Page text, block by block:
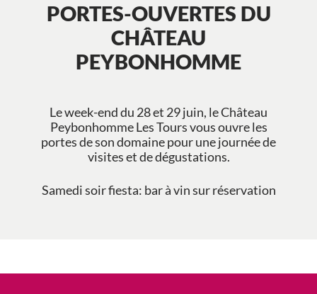
PORTES-OUVERTES DU
CHÂTEAU
PEYBONHOMME
Le week-end du 28 et 29 juin, le Château
Peybonhomme Les Tours vous ouvre les
portes de son domaine pour une journée de
visites et de dégustations.
Samedi soir fiesta: bar à vin sur réservation